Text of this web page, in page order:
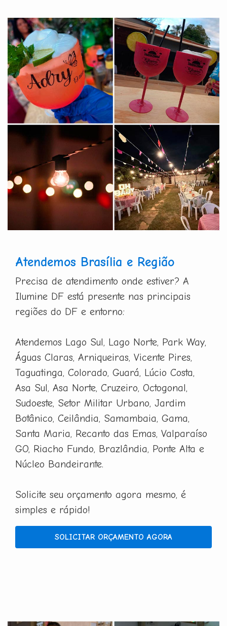
Atendemos Brasília e Região
Precisa de atendimento onde estiver? A
Ilumine DF está presente nas principais
regiões do DF e entorno:
Atendemos Lago Sul, Lago Norte, Park Way,
Águas Claras, Arniqueiras, Vicente Pires,
Taguatinga, Colorado, Guará, Lúcio Costa,
Asa Sul, Asa Norte, Cruzeiro, Octogonal,
Sudoeste, Setor Militar Urbano, Jardim
Botânico, Ceilândia, Samambaia, Gama,
Santa Maria, Recanto das Emas, Valparaíso
GO, Riacho Fundo, Brazlândia, Ponte Alta e
Núcleo Bandeirante.
Solicite seu orçamento agora mesmo, é
simples e rápido!
SOLICITAR ORÇAMENTO AGORA